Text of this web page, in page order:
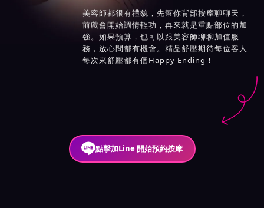
美容師都很有禮貌，先幫你背部按摩聊聊天，
前戲會開始調情輕功，再來就是重點部位的加
強。如果預算，也可以跟美容師聊聊加值服
務，放心問都有機會。精品舒壓期待每位客人
每次來舒壓都有個Happy Ending！
點擊加Line 開始預約按摩